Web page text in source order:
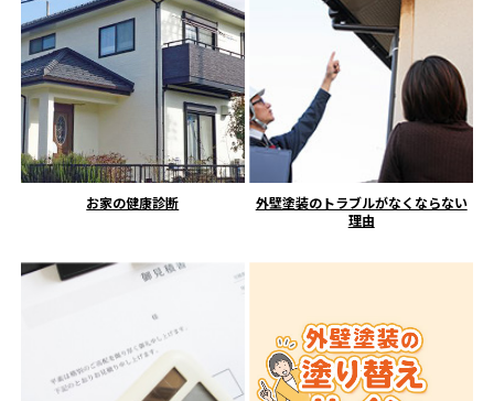
お家の健康診断
外壁塗装のトラブルがなくならない
理由